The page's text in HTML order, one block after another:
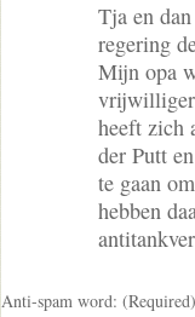
Tja en
regering
Mijn opa
heeft zich
der Putt
te gaan
hebben
Anti-spam word: (Required)